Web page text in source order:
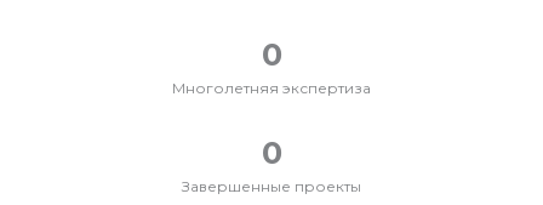
Многолетняя экспертиза
0
Завершенные проекты
0